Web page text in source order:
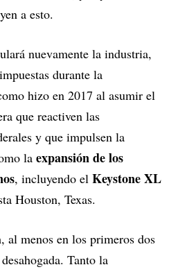
a esto.
nuevamente la industria,
impuestas durante la
hizo en 2017 al asumir el
que reactiven las
y que impulsen la
la expansión de los
, incluyendo el Keystone XL
Houston, Texas.
al menos en los primeros dos
Tanto la